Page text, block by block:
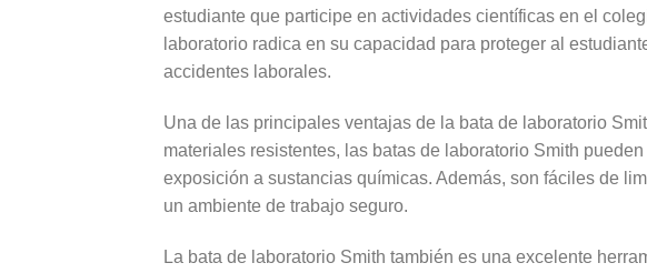
estudiante que participe en actividades científicas en el
laboratorio radica en su capacidad para proteger al
accidentes laborales.
Una de las principales ventajas de la bata de laboratorio
materiales resistentes, las batas de laboratorio Smith
exposición a sustancias químicas. Además, son fáciles de
un ambiente de trabajo seguro.
La bata de laboratorio Smith también es una excelente